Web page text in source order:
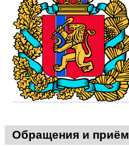
Обращения и